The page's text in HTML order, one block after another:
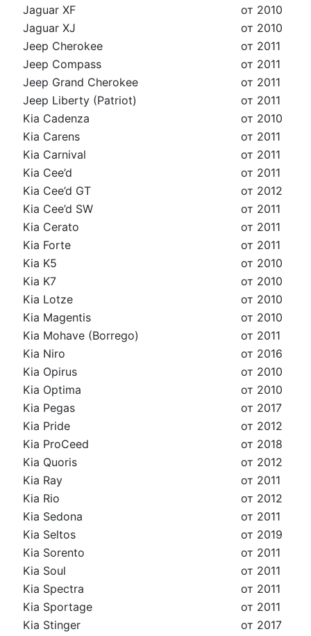
Jaguar XF
от 2010
Jaguar XJ
от 2010
Jeep Cherokee
от 2011
Jeep Compass
от 2011
Jeep Grand Cherokee
от 2011
Jeep Liberty (Patriot)
от 2011
Kia Cadenza
от 2010
Kia Carens
от 2011
Kia Carnival
от 2011
Kia Cee’d
от 2011
Kia Cee’d GT
от 2012
Kia Cee’d SW
от 2011
Kia Cerato
от 2011
Kia Forte
от 2011
Kia K5
от 2010
Kia K7
от 2010
Kia Lotze
от 2010
Kia Magentis
от 2010
Kia Mohave (Borrego)
от 2011
Kia Niro
от 2016
Kia Opirus
от 2010
Kia Optima
от 2010
Kia Pegas
от 2017
Kia Pride
от 2012
Kia ProCeed
от 2018
Kia Quoris
от 2012
Kia Ray
от 2011
Kia Rio
от 2012
Kia Sedona
от 2011
Kia Seltos
от 2019
Kia Sorento
от 2011
Kia Soul
от 2011
Kia Spectra
от 2011
Kia Sportage
от 2011
Kia Stinger
от 2017